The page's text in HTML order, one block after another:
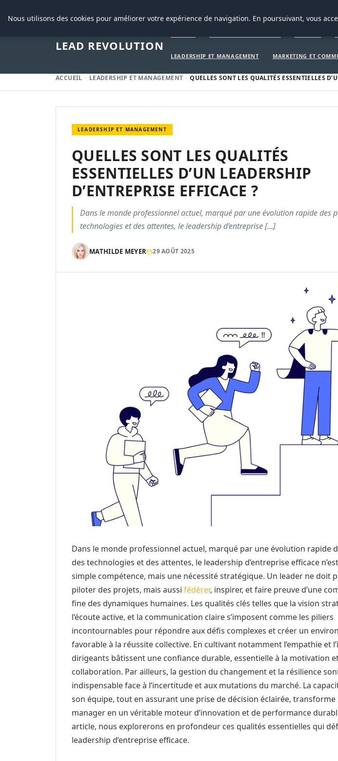
LEAD REVOLUTION
LEADERSHIP ET MANAGEMENT MARKETING ET
ACCUEIL LEADERSHIP ET MANAGEMENT QUELLES SONT LES QUALITÉS ESSENTIELLES
LEADERSHIP ET MANAGEMENT
QUELLES SONT LES QUALITÉS
ESSENTIELLES D’UN LEADERSHIP
D’ENTREPRISE EFFICACE ?
Dans le monde professionnel actuel, marqué par une évolution rapide des
technologies et des attentes, le leadership d’entreprise […]
MATHILDE MEYER 29 AOÛT 2025
Dans le monde professionnel actuel, marqué par une évolution rapide
des technologies et des attentes, le leadership d’entreprise efficace
simple compétence, mais une nécessité stratégique. Un leader ne doit
piloter des projets, mais aussi fédérer, inspirer, et faire preuve d’une
fine des dynamiques humaines. Les qualités clés telles que la vision
l’écoute active, et la communication claire s’imposent comme les piliers
incontournables pour répondre aux défis complexes et créer un
favorable à la réussite collective. En cultivant notamment l’empathie et
dirigeants bâtissent une confiance durable, essentielle à la motivation
collaboration. Par ailleurs, la gestion du changement et la résilience
indispensable face à l’incertitude et aux mutations du marché. La
son équipe, tout en assurant une prise de décision éclairée,
manager en un véritable moteur d’innovation et de performance
article, nous explorerons en profondeur ces qualités essentielles qui
leadership d’entreprise efficace.
Nous utilisons des cookies pour améliorer votre expérience de navigation. En poursuivant, vous